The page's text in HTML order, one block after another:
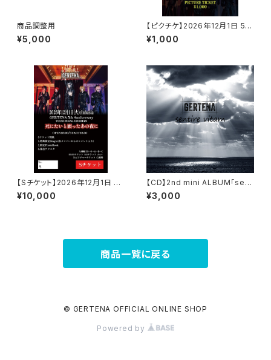
商品調整用
¥5,000
【ピクチケ】2026年12月1日 5周
年ワンマンピクチャーチケット(ラ
ンダム)
¥1,000
【Sチケット】2026年12月1日 5
周年ワンマンSチケット
¥10,000
【CD】2nd mini ALBUM「sent
ire vitam」
¥3,000
商品一覧に戻る
© GERTENA OFFICIAL ONLINE SHOP
Powered by